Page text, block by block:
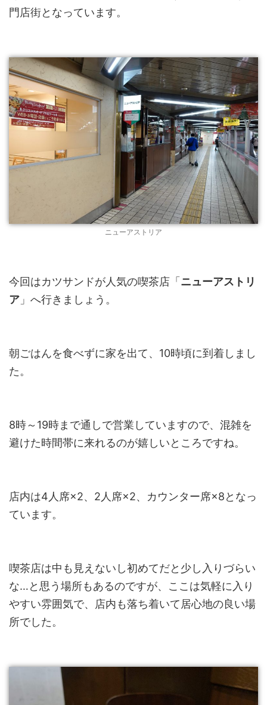
門店街となっています。
ニューアストリア
今回はカツサンドが人気の喫茶店「 ニューアストリ
ア 」へ行きましょう。
朝ごはんを食べずに家を出て、10時頃に到着しまし
た。
8時～19時まで通しで営業していますので、混雑を
避けた時間帯に来れるのが嬉しいところですね。
店内は4人席×2、2人席×2、カウンター席×8となっ
ています。
喫茶店は中も見えないし初めてだと少し入りづらい
な…と思う場所もあるのですが、ここは気軽に入り
やすい雰囲気で、店内も落ち着いて居心地の良い場
所でした。